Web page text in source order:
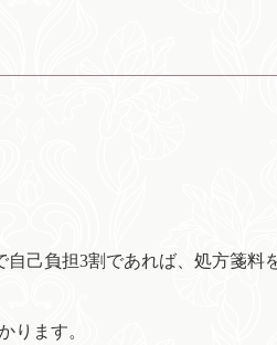
己負担3割であれば、処方箋料
ります。